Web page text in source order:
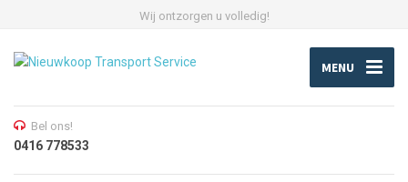
Wij ontzorgen u volledig!
MENU
Bel ons!
0416 778533